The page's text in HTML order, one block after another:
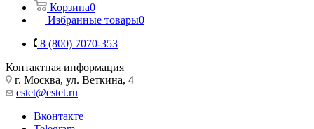
Корзина0
Избранные товары0
8 (800) 7070-353
Контактная информация
г. Москва, ул. Веткина, 4
estet@estet.ru
Вконтакте